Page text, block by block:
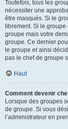
Toutefois, tous les
nécessiter une
être masqués. Si le
librement. Si le
groupe mais votre
groupe. Ce dernier
le groupe et ainsi
pas le chef de groupe
Haut
Comment devenir
Lorsque des groupes
de groupe. Si vous
l’administrateur en